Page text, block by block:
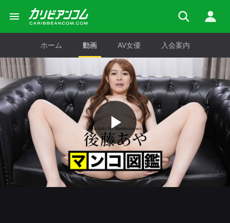
ホーム 動画 AV女優 入会案内
Play
Video